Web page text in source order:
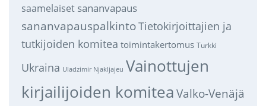
saamelaiset sananvapaus
sananvapauspalkintoTietokirjoittajien ja
tutkijoiden komitea toimintakertomus Turkki
Ukraina Uladzimir Njakljajeu Vainottujen
kirjailijoiden komitea Valko-Venäjä